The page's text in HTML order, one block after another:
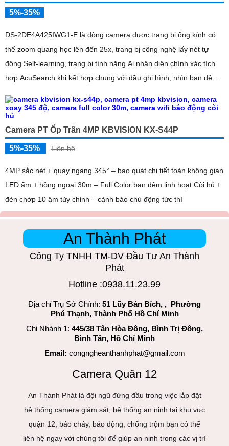
5%-35%
DS-2DE4A425IWG1-E là dòng camera được trang bị ống kính có
thể zoom quang học lên đến 25x, trang bị công nghệ lấy nét tự
động Self-learning, trang bị tính năng Ai nhận diện chính xác tích
hợp AcuSearch khi kết hợp chung với đầu ghi hình, nhìn ban đêm
Camera PT Ốp Trần 4MP KBVISION KX-S44P
5%-35% Liên hệ
4MP sắc nét + quay ngang 345° – bao quát chi tiết toàn không gian
LED ấm + hồng ngoại 30m – Full Color ban đêm linh hoạt Còi hú +
đèn chớp 10 âm tùy chỉnh – cảnh báo chủ động tức thì
An Thành Phát
Công Ty TNHH TM-DV Đầu Tư An Thành
Phát
Hotline :0938.11.23.99
Địa chỉ Trụ Sở Chính: 51 Lũy Bán Bích, , Phường
Phú Thạnh, Thành Phố Hồ Chí Minh
Chi Nhánh 1: 445/38 Tân Hòa Đông, Bình Trị Đông,
Bình Tân, Hồ Chí Minh
Email: congngheanthanhphat@gmail.com
Camera Quân 12
An Thành Phát là đội ngũ đứng đầu trong việc lắp đặt
hệ thống camera giám sát, hệ thống an ninh tại khu vực
quận 12, báo cháy, báo động, chống trộm bạn có thể
liên hệ ngay với chúng tôi để giúp an ninh trong các vị trí